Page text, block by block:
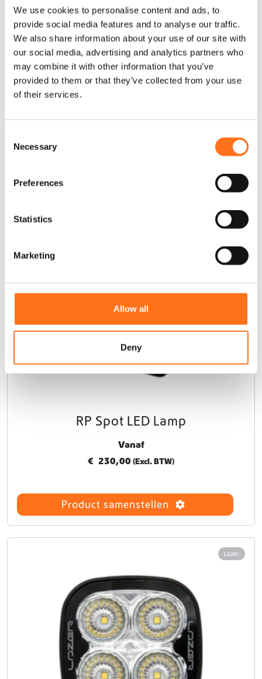
We use cookies to personalise content and ads, to
provide social media features and to analyse our traffic.
We also share information about your use of our site with
our social media, advertising and analytics partners who
may combine it with other information that you’ve
provided to them or that they’ve collected from your use
of their services.
Necessary
Preferences
Statistics
Marketing
Allow all
Deny
Sentinel 9” Highline Zwart
€ 395,00(Excl. BTW)
Lazer
RP Spot LED Lamp
Vanaf
€ 230,00 (Excl. BTW)
Product samenstellen
Lazer